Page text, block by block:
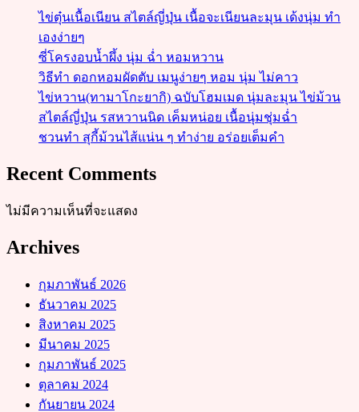
ไข่ตุ๋นเนื้อเนียน สไตล์ญี่ปุ่น เนื้อจะเนียนละมุน เด้งนุ่ม ทำ
เองง่ายๆ
ซี่โครงอบน้ำผึ้ง นุ่ม ฉ่ำ หอมหวาน
วิธีทำ ดอกหอมผัดตับ เมนูง่ายๆ หอม นุ่ม ไม่คาว
ไข่หวาน(ทามาโกะยากิ) ฉบับโฮมเมด นุ่มละมุน ไข่ม้วน
สไตล์ญี่ปุ่น รสหวานนิด เค็มหน่อย เนื้อนุ่มชุ่มฉ่ำ
ชวนทำ สุกี้ม้วนไส้แน่น ๆ ทำง่าย อร่อยเต็มคำ
Recent Comments
ไม่มีความเห็นที่จะแสดง
Archives
กุมภาพันธ์ 2026
ธันวาคม 2025
สิงหาคม 2025
มีนาคม 2025
กุมภาพันธ์ 2025
ตุลาคม 2024
กันยายน 2024